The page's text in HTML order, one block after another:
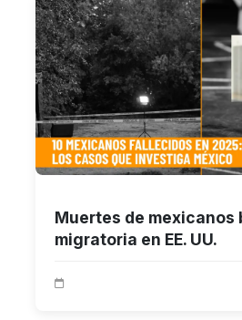
Muertes de mexicanos
migratoria en EE. UU.